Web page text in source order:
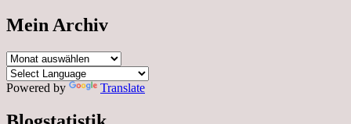
Mein Archiv
Mein
Archiv
Powered by
Translate